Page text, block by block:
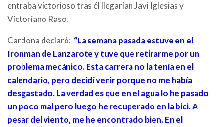
entraba victorioso tras él llegarían Javi Iglesias y
Victoriano Raso.
Cardona declaró: “La semana pasada estuve en el
Ironman de Lanzarote y tuve que retirarme por un
problema mecánico. Esta carrera no la tenía en el
calendario, pero decidí venir porque no me había
desgastado. La verdad es que en el agua lo he pasado
un poco mal pero luego he recuperado en la bici. A
pesar del viento, me he encontrado bien. En el